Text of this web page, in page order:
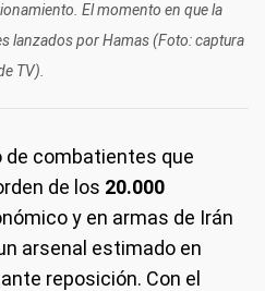
El momento en que la
lanzados por Hamas (Foto: captura
TV).
de combatientes que
de los 20.000
y en armas de Irán
arsenal estimado en
reposición. Con el